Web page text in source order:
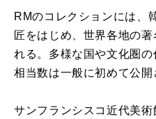
RMのコレクションには、
匠をはじめ、世界各地の
れる。多様な国や文化圏
相当数は一般に初めて公開
サンフランシスコ近代美